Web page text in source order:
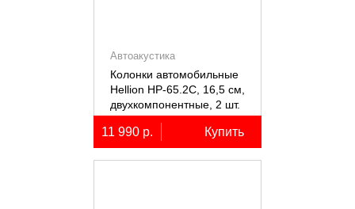
Автоакустика
Колонки автомобильные
Hellion HP-65.2С, 16,5 см,
двухкомпонентные, 2 шт.
11 990 р. Купить